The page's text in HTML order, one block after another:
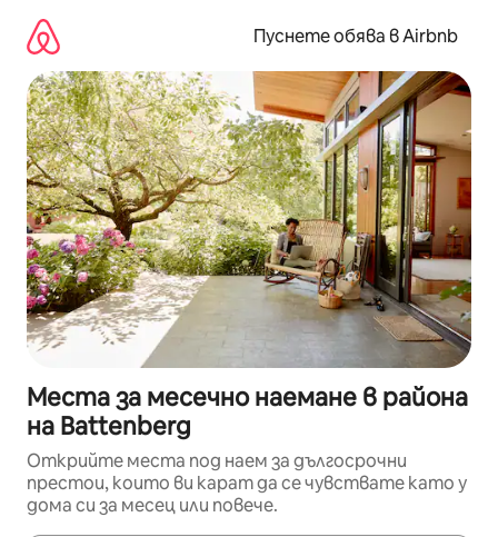
съдържанието
Пуснете обява в Airbnb
Места за месечно наемане в района
на Battenberg
Открийте места под наем за дългосрочни
престои, които ви карат да се чувствате като у
дома си за месец или повече.